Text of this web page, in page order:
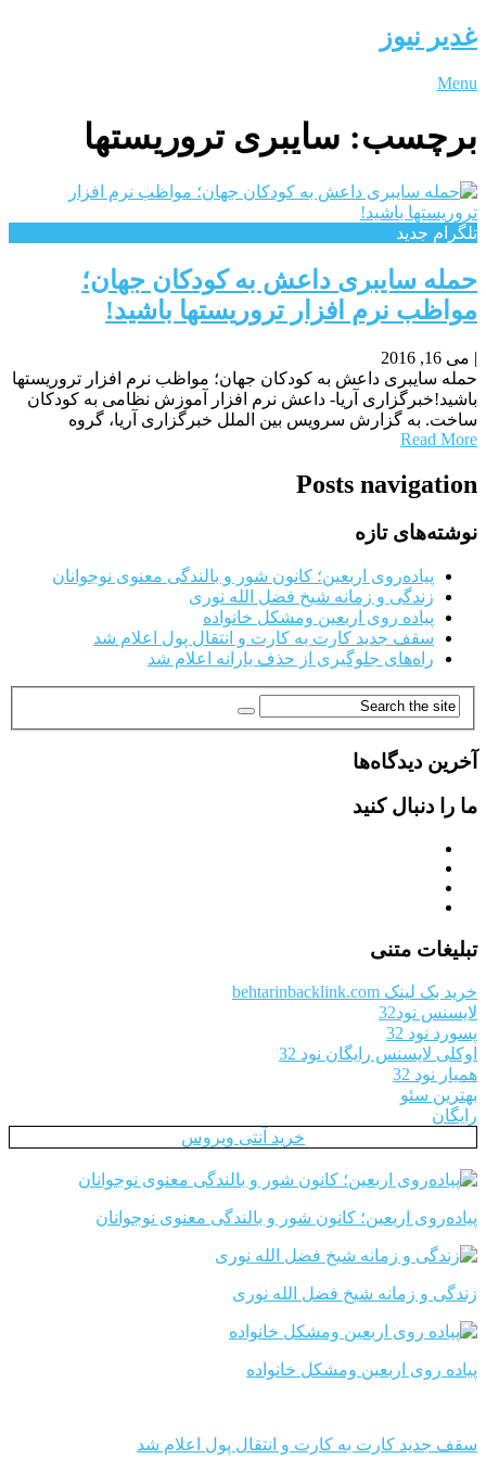
غدیر نیوز
Menu
برچسب: سایبری تروریستها
تلگرام جدید
حمله سایبری داعش به کودکان جهان؛
مواظب نرم افزار تروریستها باشید!
| می 16, 2016
حمله سایبری داعش به کودکان جهان؛ مواظب نرم افزار تروریستها
باشید!خبرگزاری آریا- داعش نرم افزار آموزش نظامی به کودکان
ساخت. به گزارش سرویس بین الملل خبرگزاری آریا، گروه
Read More
Posts navigation
نوشته‌های تازه
پیاده‌روی اربعین؛ کانون شور و بالندگی معنوی نوجوانان
زندگی و زمانه شیخ فضل الله نوری
پیاده روی اربعین ومشکل خانواده
سقف جدید کارت به کارت و انتقال پول اعلام شد
راه‌های جلوگیری از حذف یارانه اعلام شد
آخرین دیدگاه‌ها
ما را دنبال کنید
تبلیغات متنی
خرید بک لینک behtarinbacklink.com
لایسنس نود32
پسورد نود 32
اوکلی لایسنس رایگان نود 32
همیار نود 32
بهترین سئو
رایگان
خرید آنتی ویروس
پیاده‌روی اربعین؛ کانون شور و بالندگی معنوی نوجوانان
زندگی و زمانه شیخ فضل الله نوری
پیاده روی اربعین ومشکل خانواده
سقف جدید کارت به کارت و انتقال پول اعلام شد